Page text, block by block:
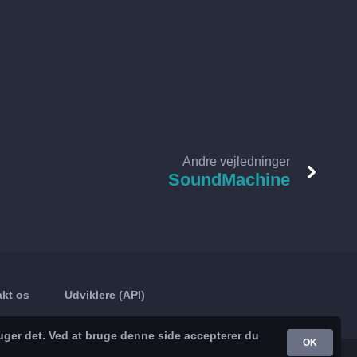
Andre vejledninger
SoundMachine
os Udviklere (API)
det. Ved at bruge denne side accepterer du
OK